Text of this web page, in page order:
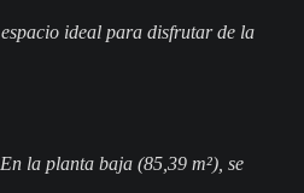
ideal para disfrutar de la
la planta baja (85,39 m²), se